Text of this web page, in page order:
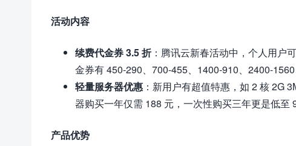
活动内容
续费代金券 3.5 折：腾讯云新春活动中，个人用户
金券有 450-290、700-455、1400-910、2400-1560
轻量服务器优惠 ：新用户有超值特惠，如 2 核 2G
器购买一年仅需 188 元，一次性购买三年更是低至
产品优势